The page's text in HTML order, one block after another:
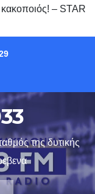
– STAR
της δυτικής